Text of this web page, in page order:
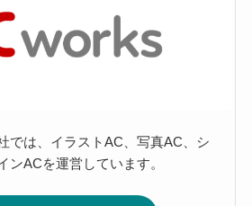
では、イラストAC、写真AC、シ
ンACを運営しています。